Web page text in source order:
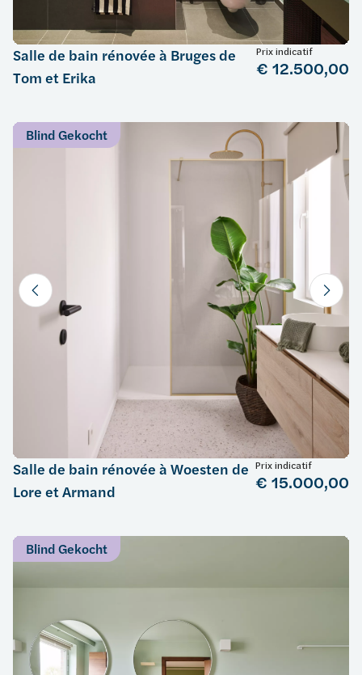
Salle de bain rénovée à Bruges de
Tom et Erika
Prix indicatif
€ 12.500,00
Blind Gekocht
Salle de bain rénovée à Woesten de
Lore et Armand
Prix indicatif
€ 15.000,00
Blind Gekocht